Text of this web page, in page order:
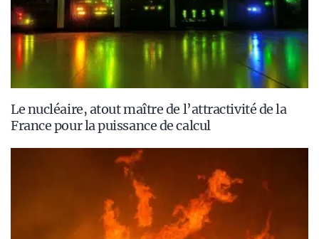
Le nucléaire, atout maître de l’attractivité de la
France pour la puissance de calcul